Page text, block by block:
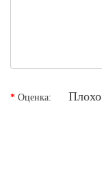
Оценка: Плохо